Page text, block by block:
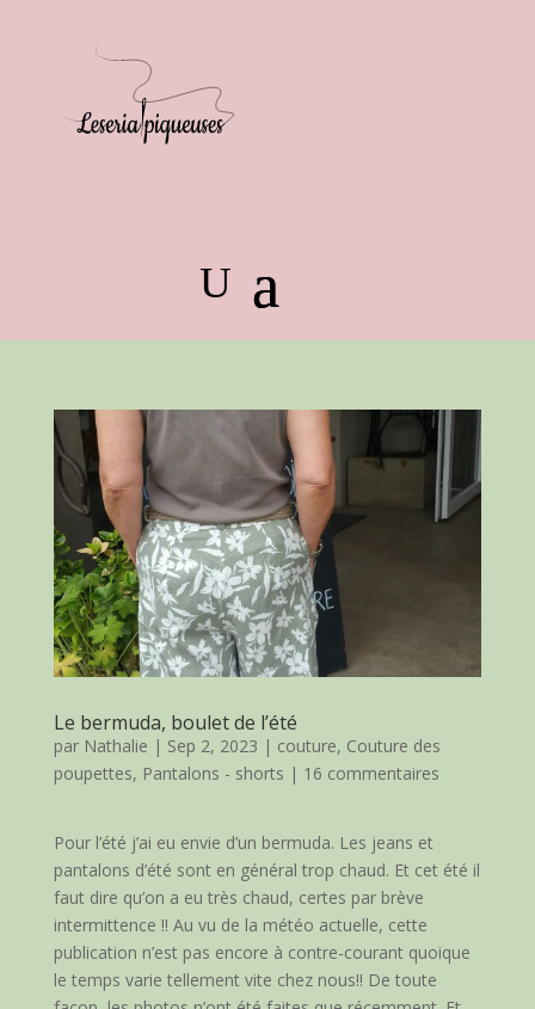
Le bermuda, boulet de l’été
par Nathalie | Sep 2, 2023 | couture, Couture des
poupettes, Pantalons - shorts | 16 commentaires
Pour l’été j’ai eu envie d’un bermuda. Les jeans et
pantalons d’été sont en général trop chaud. Et cet été il
faut dire qu’on a eu très chaud, certes par brève
intermittence !! Au vu de la météo actuelle, cette
publication n’est pas encore à contre-courant quoique
le temps varie tellement vite chez nous!! De toute